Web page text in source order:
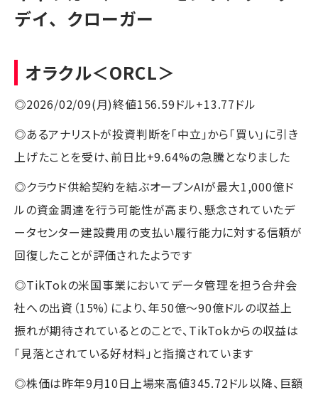
デイ、クローガー
オラクル＜ORCL＞
◎2026/02/09(月)終値156.59ドル+13.77ドル
◎あるアナリストが投資判断を「中立」から「買い」に引き
上げたことを受け、前日比+9.64%の急騰となりました
◎クラウド供給契約を結ぶオープンAIが最大1,000億ド
ルの資金調達を行う可能性が高まり、懸念されていたデ
ータセンター建設費用の支払い履行能力に対する信頼が
回復したことが評価されたようです
◎TikTokの米国事業においてデータ管理を担う合弁会
社への出資（15%）により、年50億〜90億ドルの収益上
振れが期待されているとのことで、TikTokからの収益は
「見落とされている好材料」と指摘されています
◎株価は昨年9月10日上場来高値345.72ドル以降、巨額